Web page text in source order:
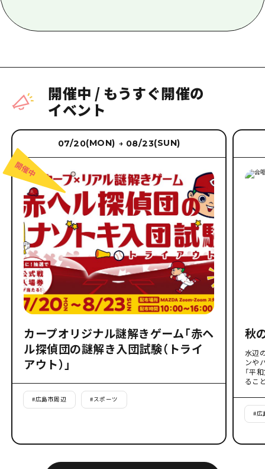
開催中 / もうすぐ開催の
イベント
07/20(MON) → 08/23(SUN)
カープオリジナル謎解きゲーム「赤ヘ
ル探偵団の謎解き入団試験（トライ
アウト）」
#広島市周辺 #スポーツ
秋
水辺
ンや
「平
るこ
#広